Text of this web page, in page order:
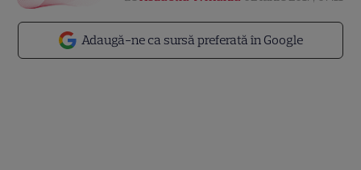
Adaugă-ne ca sursă preferată în Google